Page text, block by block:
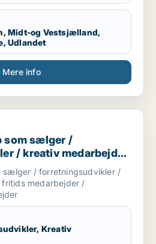
Midt-og Vestsjælland,
Udlandet
Mere info
sælger / forretningsudvikler /
som sælger /
/ kreativ medarbejder
/
sælger / forretningsudvikler /
medarbejder /
Kreativ